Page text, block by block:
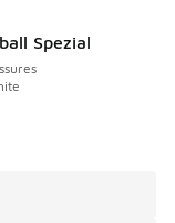
Spezial